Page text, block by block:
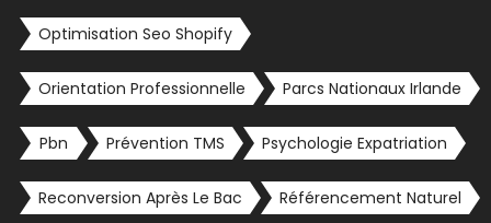
Optimisation Seo Shopify
Orientation Professionnelle Parcs Nationaux Irlande
Pbn Prévention TMS Psychologie Expatriation
Reconversion Après Le Bac Référencement Naturel